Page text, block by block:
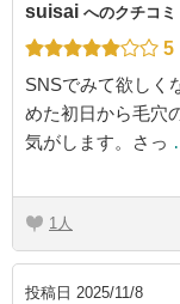
suisai へのクチコミ
5
SNSでみて欲しく
めた初日から毛穴
気がします。さっ
1
投稿日 2025/11/8